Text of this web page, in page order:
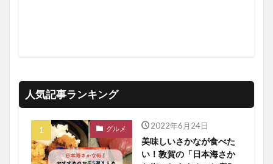
人気記事ランキング
グルメ 2022年6月24日
美味しいさかなが食べた
い！敦賀の「日本海さか